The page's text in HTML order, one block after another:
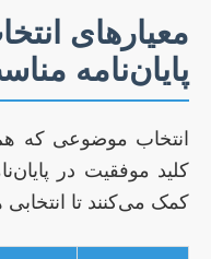
معیارهای
پایان‌نامه
انتخاب موضوعی که
کلید موفقیت در
کمک می‌کنند تا انتخابی